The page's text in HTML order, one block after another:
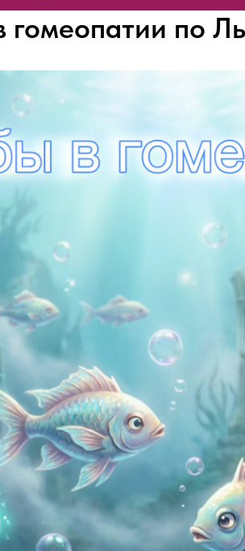
гомеопатии по